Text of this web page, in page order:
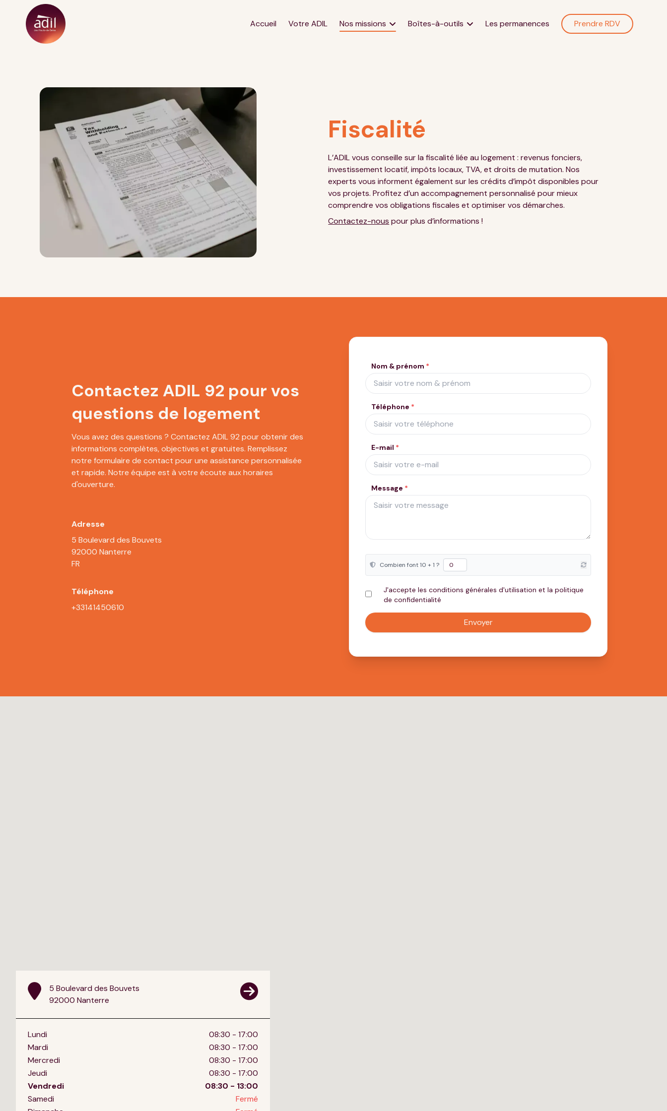
Accueil Votre ADIL Nos missions
Urbanisme
Difficultés financières
Fiscalité
Assurances
expulsions locatives
Boîtes-à-outils
Mémo check-lists
Plus-value
Investissement locatif
Votre prêt à taux zéro
Les permanences Prendre RDV
Fiscalité
L’ADIL vous conseille sur la fiscalité liée au logement : revenus fonciers,
investissement locatif, impôts locaux, TVA, et droits de mutation. Nos
experts vous informent également sur les crédits d’impôt disponibles pour
vos projets. Profitez d’un accompagnement personnalisé pour mieux
comprendre vos obligations fiscales et optimiser vos démarches.
Contactez-nous pour plus d’informations !
Contactez ADIL 92 pour vos
questions de logement
Vous avez des questions ? Contactez ADIL 92 pour obtenir des
informations complètes, objectives et gratuites. Remplissez
notre formulaire de contact pour une assistance personnalisée
et rapide. Notre équipe est à votre écoute aux horaires
d'ouverture.
Adresse
5 Boulevard des Bouvets
92000 Nanterre
FR
Téléphone
+33141450610
Nom & prénom *
Téléphone *
E-mail *
Message *
Combien font 10 + 1 ?
J'accepte les conditions générales d'utilisation et la politique
de confidentialité
Envoyer
5 Boulevard des Bouvets
92000 Nanterre
Lundi
08:30 - 17:00
Mardi
08:30 - 17:00
Mercredi
08:30 - 17:00
Jeudi
08:30 - 17:00
Vendredi
08:30 - 13:00
Samedi
Fermé